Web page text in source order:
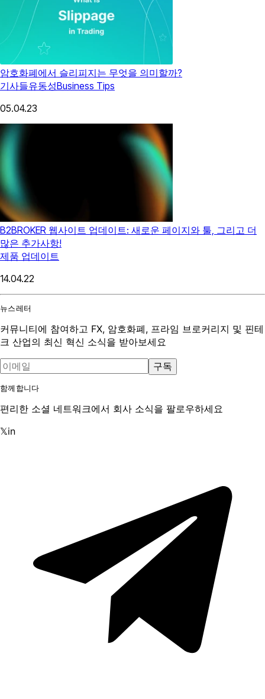
암호화폐에서 슬리피지는 무엇을 의미할까?
기사들유동성Business Tips
05.04.23
B2BROKER 웹사이트 업데이트: 새로운 페이지와 툴, 그리고 더
많은 추가사항!
제품 업데이트
14.04.22
뉴스레터
커뮤니티에 참여하고 FX, 암호화폐, 프라임 브로커리지 및 핀테
크 산업의 최신 혁신 소식을 받아보세요
구독
함께합니다
편리한 소셜 네트워크에서 회사 소식을 팔로우하세요
𝕏in